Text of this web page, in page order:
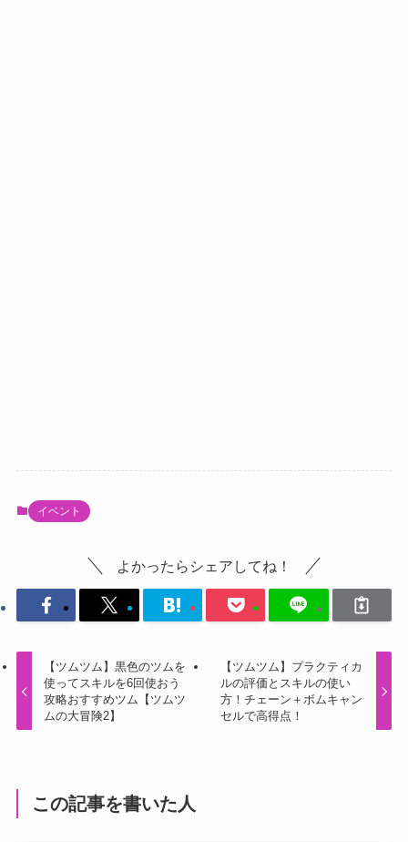
イベント
よかったらシェアしてね！
【ツムツム】黒色のツムを
使ってスキルを6回使おう
攻略おすすめツム【ツムツ
ムの大冒険2】
【ツムツム】プラクティカ
ルの評価とスキルの使い
方！チェーン＋ボムキャン
セルで高得点！
この記事を書いた人